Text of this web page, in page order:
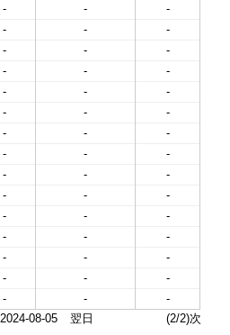
- -
-
- -
-
- -
-
- -
-
- -
-
- -
-
- -
-
- -
-
- -
-
- -
-
- -
-
- -
-
- -
-
- -
-
- -
-
2024-08-05 翌日 (2/2)次